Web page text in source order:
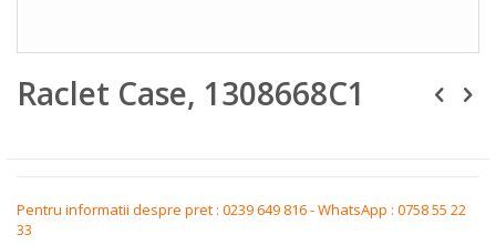
to
the
gallery
Raclet Case, 1308668C1
Pentru informatii despre pret : 0239 649 816 - WhatsApp : 0758 55 22
33